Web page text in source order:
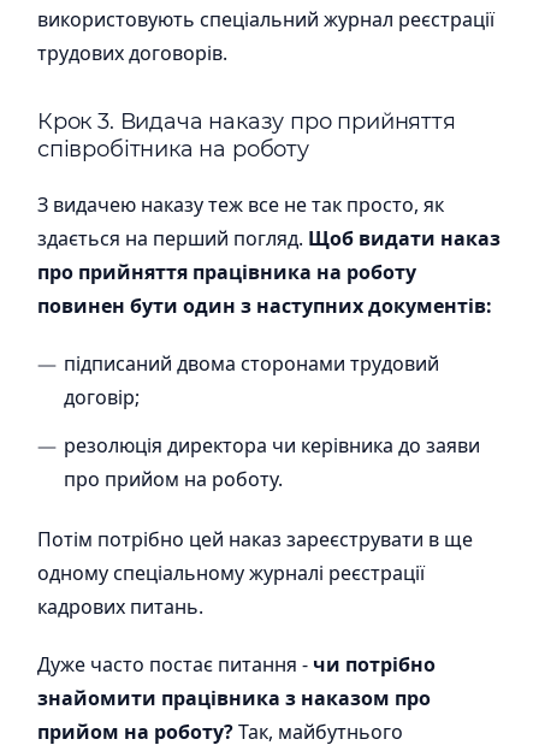
використовують спеціальний журнал реєстрації
трудових договорів.
Крок 3. Видача наказу про прийняття
співробітника на роботу
З видачею наказу теж все не так просто, як
здається на перший погляд. Щоб видати наказ
про прийняття працівника на роботу
повинен бути один з наступних документів:
підписаний двома сторонами трудовий
договір;
резолюція директора чи керівника до заяви
про прийом на роботу.
Потім потрібно цей наказ зареєструвати в ще
одному спеціальному журналі реєстрації
кадрових питань.
Дуже часто постає питання - чи потрібно
знайомити працівника з наказом про
прийом на роботу?Так, майбутнього